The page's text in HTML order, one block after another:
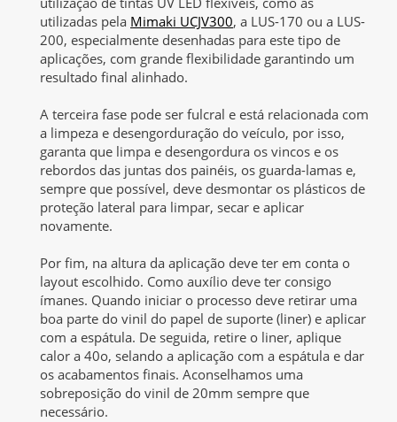
utilizadas pela Mimaki UCJV300, a LUS-170 ou a LUS-
200, especialmente desenhadas para este tipo de
aplicações, com grande flexibilidade garantindo um
resultado final alinhado.
A terceira fase pode ser fulcral e está relacionada com
a limpeza e desengorduração do veículo, por isso,
garanta que limpa e desengordura os vincos e os
rebordos das juntas dos painéis, os guarda-lamas e,
sempre que possível, deve desmontar os plásticos de
proteção lateral para limpar, secar e aplicar
novamente.
Por fim, na altura da aplicação deve ter em conta o
layout escolhido. Como auxílio deve ter consigo
ímanes. Quando iniciar o processo deve retirar uma
boa parte do vinil do papel de suporte (liner) e aplicar
com a espátula. De seguida, retire o liner, aplique
calor a 40o, selando a aplicação com a espátula e dar
os acabamentos finais. Aconselhamos uma
sobreposição do vinil de 20mm sempre que
necessário.